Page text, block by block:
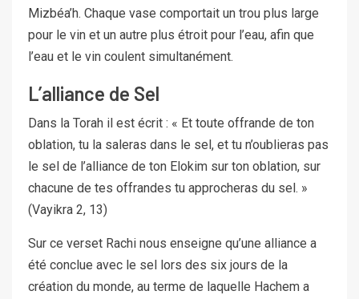
Mizbéa’h. Chaque vase comportait un trou plus large
pour le vin et un autre plus étroit pour l’eau, afin que
l’eau et le vin coulent simultanément.
L’alliance de Sel
Dans la Torah il est écrit : « Et toute offrande de ton
oblation, tu la saleras dans le sel, et tu n’oublieras pas
le sel de l’alliance de ton Elokim sur ton oblation, sur
chacune de tes offrandes tu approcheras du sel. »
(Vayikra 2, 13)
Sur ce verset Rachi nous enseigne qu’une alliance a
été conclue avec le sel lors des six jours de la
création du monde, au terme de laquelle Hachem a